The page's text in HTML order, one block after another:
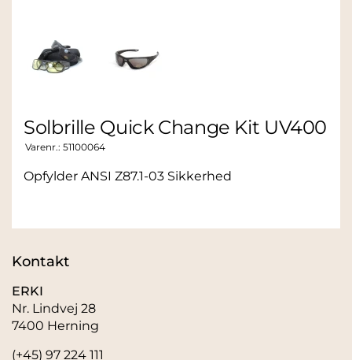
Solbrille Quick Change Kit UV400
Varenr.: 51100064
Opfylder ANSI Z87.1-03 Sikkerhed
Kontakt
ERKI
Nr. Lindvej 28
7400 Herning
(+45) 97 224 111